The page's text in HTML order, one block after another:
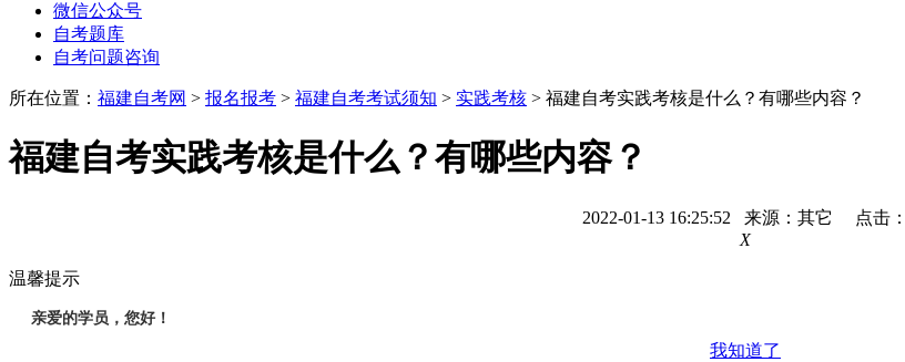
微信公众号
自考题库
自考问题咨询
所在位置： 福建自考网 > 报名报考 > 福建自考考试须知 > 实践考核 > 福建自考实践考核是什么？有哪些内容？
福建自考实践考核是什么？有哪些内容？
2022-01-13 16:25:52 来源：其它 点击：
X
温馨提示
亲爱的学员，您好！
我知道了